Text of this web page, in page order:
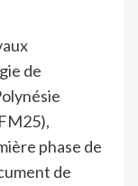
de
phase de
de